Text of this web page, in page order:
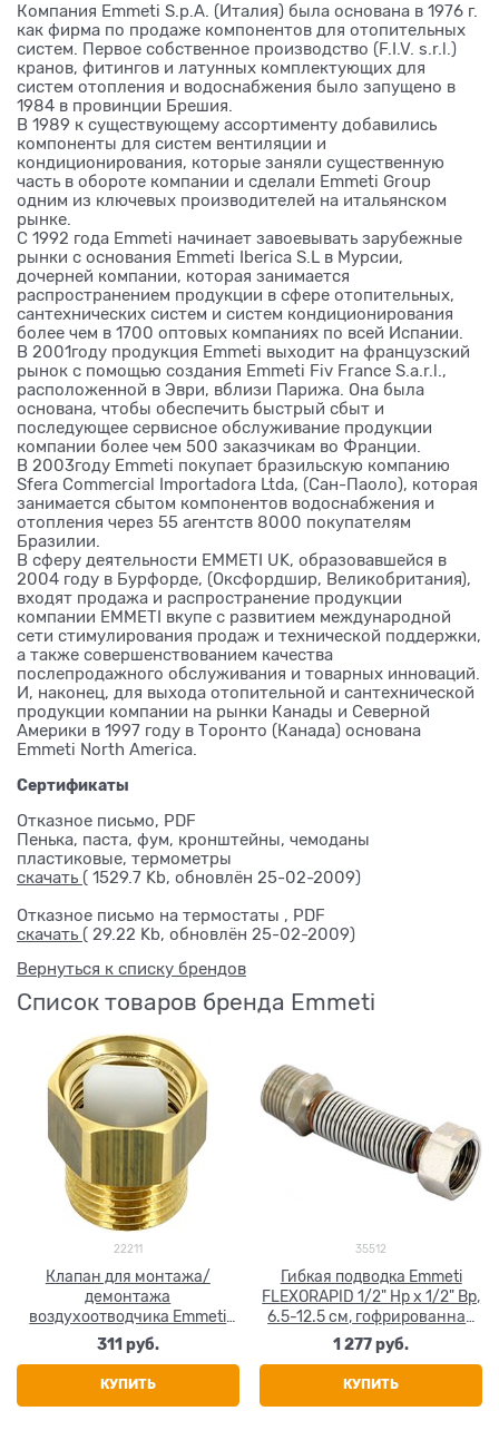
Компания Emmeti S.p.A. (Италия) была основана в 1976 г.
как фирма по продаже компонентов для отопительных
систем. Первое собственное производство (F.I.V. s.r.l.)
кранов, фитингов и латунных комплектующих для
систем отопления и водоснабжения было запущено в
1984 в провинции Брешия.
В 1989 к существующему ассортименту добавились
компоненты для систем вентиляции и
кондиционирования, которые заняли существенную
часть в обороте компании и сделали Emmeti Group
одним из ключевых производителей на итальянском
рынке.
C 1992 года Emmeti начинает завоевывать зарубежные
рынки с основания Emmeti Iberica S.L в Мурсии,
дочерней компании, которая занимается
распространением продукции в сфере отопительных,
сантехнических систем и систем кондиционирования
более чем в 1700 оптовых компаниях по всей Испании.
В 2001году продукция Emmeti выходит на французский
рынок с помощью создания Emmeti Fiv France S.a.r.l.,
расположенной в Эври, вблизи Парижа. Она была
основана, чтобы обеспечить быстрый сбыт и
последующее сервисное обслуживание продукции
компании более чем 500 заказчикам во Франции.
В 2003году Emmeti покупает бразильскую компанию
Sfera Commercial Importadora Ltda, (Сан-Паоло), которая
занимается сбытом компонентов водоснабжения и
отопления через 55 агентств 8000 покупателям
Бразилии.
В сферу деятельности EMMETI UK, образовавшейся в
2004 году в Бурфорде, (Оксфордшир, Великобритания),
входят продажа и распространение продукции
компании EMMETI вкупе с развитием международной
сети стимулирования продаж и технической поддержки,
а также совершенствованием качества
послепродажного обслуживания и товарных инноваций.
И, наконец, для выхода отопительной и сантехнической
продукции компании на рынки Канады и Северной
Америки в 1997 году в Торонто (Канада) основана
Emmeti North America.
Сертификаты
Отказное письмо, PDF
Пенька, паста, фум, кронштейны, чемоданы
пластиковые, термометры
скачать ( 1529.7 Kb, обновлён 25-02-2009)
Отказное письмо на термостаты , PDF
скачать ( 29.22 Kb, обновлён 25-02-2009)
Вернуться к списку брендов
Список товаров бренда Emmeti
22211
Клапан для монтажа/
демонтажа
воздухоотводчика Emmeti
1/2" - 1/2"
311 руб.
КУПИТЬ
35512
Гибкая подводка Emmeti
FLEXORAPID 1/2" Нр х 1/2" Вр,
6.5-12.5 см, гофрированная
нержавеющая сталь
1 277 руб.
КУПИТЬ